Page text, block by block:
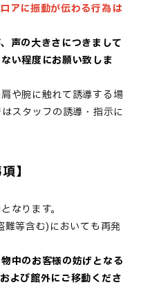
アに振動が伝わる行為は
声の大きさにつきまして
い程度にお願い致しま
や腕に触れて誘導する場
スタッフの誘導・指示に
】
なります。
等含む)においても再発
中のお客様の妨げとなる
よび館外にご移動くださ